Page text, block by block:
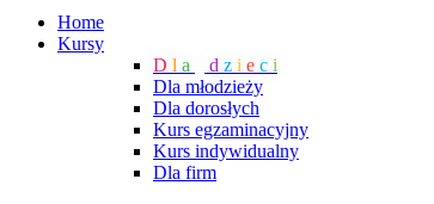
Home
Kursy
D l a d z i e c i
Dla młodzieży
Dla dorosłych
Kurs egzaminacyjny
Kurs indywidualny
Dla firm